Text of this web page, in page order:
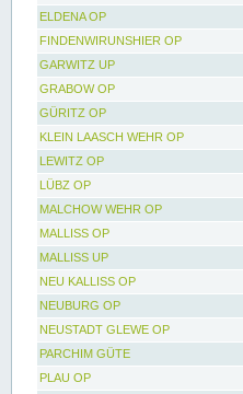
ELDENA OP
FINDENWIRUNSHIER OP
GARWITZ UP
GRABOW OP
GÜRITZ OP
KLEIN LAASCH WEHR OP
LEWITZ OP
LÜBZ OP
MALCHOW WEHR OP
MALLISS OP
MALLISS UP
NEU KALLISS OP
NEUBURG OP
NEUSTADT GLEWE OP
PARCHIM GÜTE
PLAU OP